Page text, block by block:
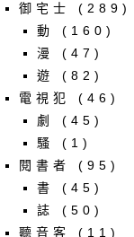
御宅士
(289)
動
(160)
漫
(47)
遊
(82)
電視犯
(46)
劇
(45)
騷
(1)
閱書者
(95)
書
(45)
誌
(50)
聽音客
(11)